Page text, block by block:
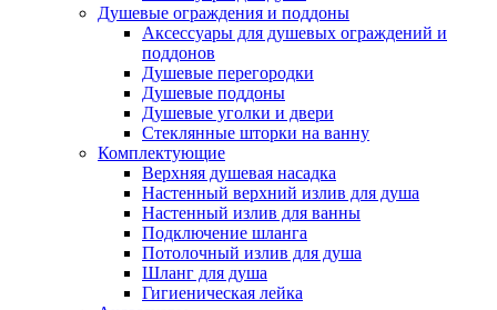
Душевые ограждения и поддоны
Аксессуары для душевых ограждений и
поддонов
Душевые перегородки
Душевые поддоны
Душевые уголки и двери
Стеклянные шторки на ванну
Комплектующие
Верхняя душевая насадка
Настенный верхний излив для душа
Настенный излив для ванны
Подключение шланга
Потолочный излив для душа
Шланг для душа
Гигиеническая лейка